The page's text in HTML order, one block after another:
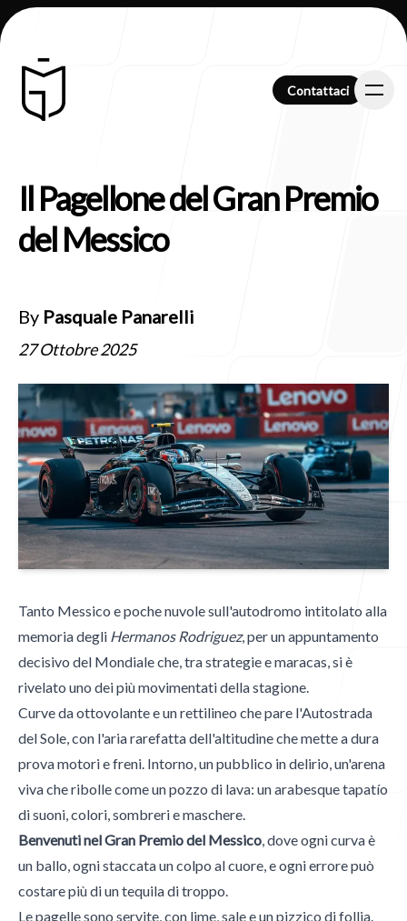
Contattaci
Contattaci
Chi Siamo
Clienti
Blog
Contatti
Contatti
mgpublishing@icloud.com
Italian Wheel
Il Pagellone del Gran Premio
del Messico
By Pasquale Panarelli
27 Ottobre 2025
Tanto Messico e poche nuvole sull'autodromo intitolato alla
memoria degli Hermanos Rodriguez, per un appuntamento
decisivo del Mondiale che, tra strategie e maracas, si è
rivelato uno dei più movimentati della stagione.
Curve da ottovolante e un rettilineo che pare l'Autostrada
del Sole, con l'aria rarefatta dell'altitudine che mette a dura
prova motori e freni. Intorno, un pubblico in delirio, un'arena
viva che ribolle come un pozzo di lava: un arabesque tapatío
di suoni, colori, sombreri e maschere.
Benvenuti nel Gran Premio del Messico, dove ogni curva è
un ballo, ogni staccata un colpo al cuore, e ogni errore può
costare più di un tequila di troppo.
Le pagelle sono servite, con lime, sale e un pizzico di follia.